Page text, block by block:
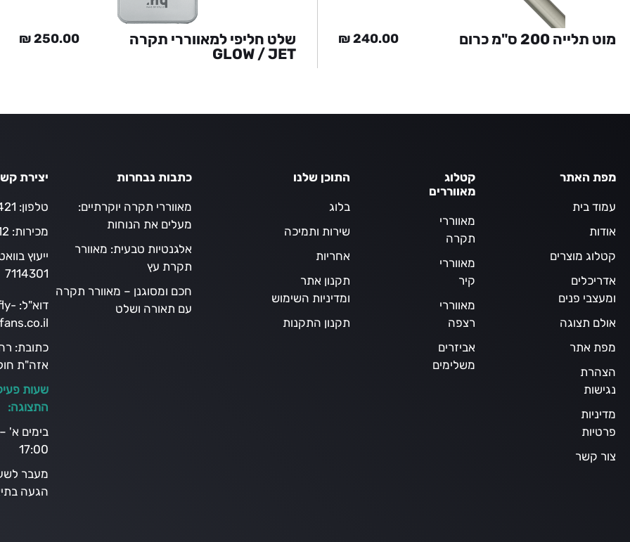
מוט תלייה 200 ס"מ כרום 240.00
₪
שלט חליפי למאווררי תקרה
GLOW / JET
250.00
₪
מפת האתר
עמוד בית
אודות
קטלוג מוצרים
אדריכלים
ומעצבי פנים
אולם תצוגה
מפת אתר
הצהרת
נגישות
מדיניות
פרטיות
צור קשר
קטלוג
מאווררים
מאווררי
תקרה
מאווררי
קיר
מאווררי
רצפה
אביזרים
משלימים
התוכן שלנו
בלוג
שירות ותמיכה
אחריות
תקנון אתר
ומדיניות השימוש
תקנון התקנות
כתבות נבחרות
מאווררי תקרה יוקרתיים:
מעלים את הנוחות
אלגנטיות טבעית: מאוורר
תקרת עץ
חכם ומסוגנן – מאוורר תקרה
עם תאורה ושלט
יצירת
טלפון:
מכירות:
ייעוץ
7114301
דוא"ל:
fans.co.il
כתובת:
אזה"ת
שעות
התצוגה:
17:00
מעבר
הגעה